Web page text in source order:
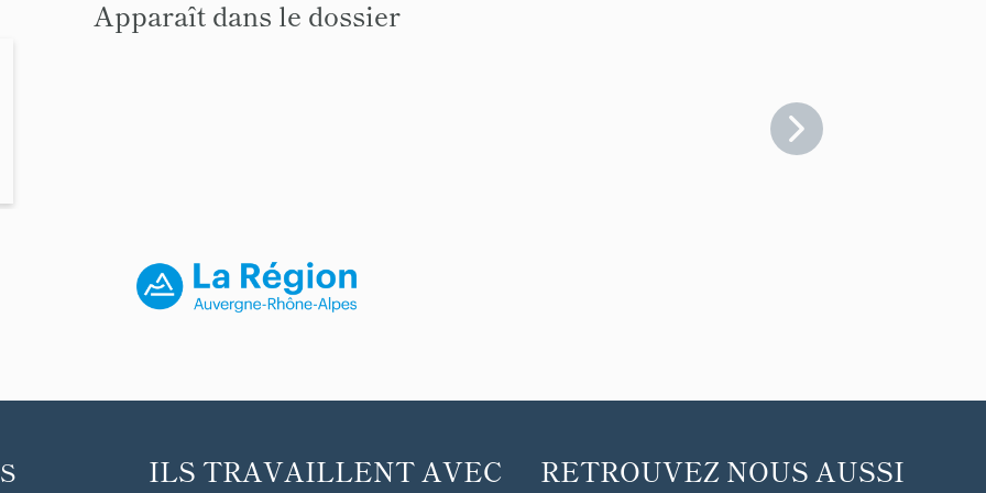
Apparaît dans le dossier
ILS TRAVAILLENT AVEC
RETROUVEZ NOUS AUSSI